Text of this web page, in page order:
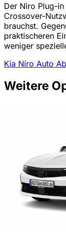
Der Niro Plug-
Crossover-
brauchst.
praktischeren
weniger
Kia Niro Auto
Weitere